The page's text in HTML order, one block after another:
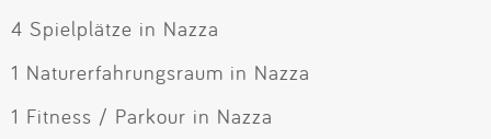
4 Spielplätze in Nazza
1 Naturerfahrungsraum in Nazza
1 Fitness / Parkour in Nazza